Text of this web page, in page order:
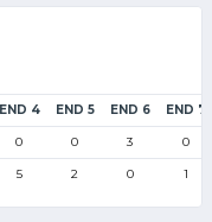
END 4 END 5 END 6 END 7
0 0 3 0
5 2 0 1